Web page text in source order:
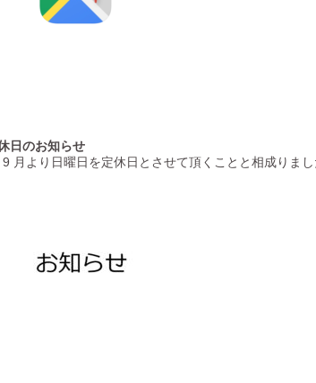
日のお知らせ
月より日曜日を定休日とさせて頂くことと相成りま